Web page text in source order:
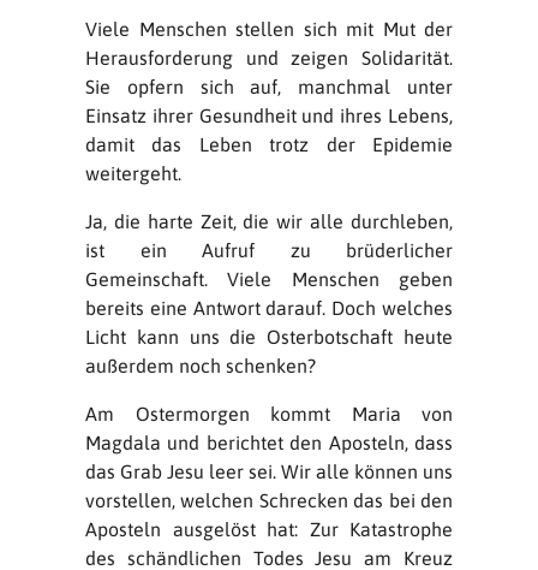
Viele Menschen stellen sich mit Mut der
Herausforderung und zeigen Solidarität.
Sie opfern sich auf, manchmal unter
Einsatz ihrer Gesundheit und ihres Lebens,
damit das Leben trotz der Epidemie
weitergeht.
Ja, die harte Zeit, die wir alle durchleben,
ist ein Aufruf zu brüderlicher
Gemeinschaft. Viele Menschen geben
bereits eine Antwort darauf. Doch welches
Licht kann uns die Osterbotschaft heute
außerdem noch schenken?
Am Ostermorgen kommt Maria von
Magdala und berichtet den Aposteln, dass
das Grab Jesu leer sei. Wir alle können uns
vorstellen, welchen Schrecken das bei den
Aposteln ausgelöst hat: Zur Katastrophe
des schändlichen Todes Jesu am Kreuz